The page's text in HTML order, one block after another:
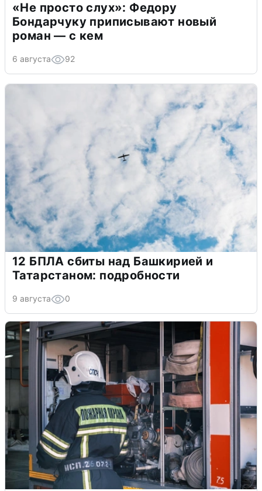
«Не просто слух»: Федору
Бондарчуку приписывают новый
роман — с кем
6 августа 92
12 БПЛА сбиты над Башкирией и
Татарстаном: подробности
9 августа 0